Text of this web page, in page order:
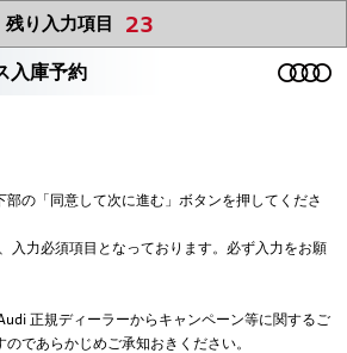
庫予約
の「同意して次に進む」ボタンを押してくださ
入力必須項目となっております。必ず入力をお願
正規ディーラーからキャンペーン等に関するご
であらかじめご承知おきください。
残り入力項目 23